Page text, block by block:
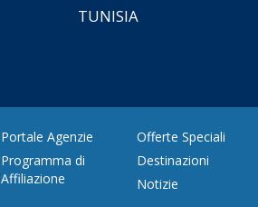
TUNISIA
Portale Agenzie
Programma di
Affiliazione
Offerte Speciali
Destinazioni
Notizie